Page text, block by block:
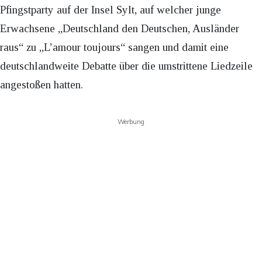
Pfingstparty auf der Insel Sylt, auf welcher junge
Erwachsene „Deutschland den Deutschen, Ausländer
raus“ zu „L’amour toujours“ sangen und damit eine
deutschlandweite Debatte über die umstrittene Liedzeile
angestoßen hatten.
Werbung